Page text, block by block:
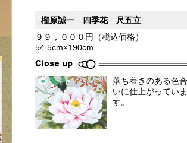
樫原誠一 四季花 尺五立
９９，０００円（税込価格）
54.5cm×190cm
落ち着きのある色合
いに仕上がっていま
す。